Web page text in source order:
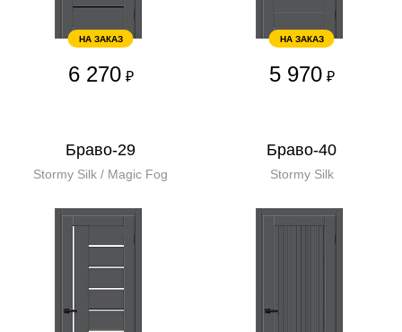
НА ЗАКАЗ
6 270 ₽
НА ЗАКАЗ
5 970 ₽
Браво-29
Stormy Silk / Magic Fog
Браво-40
Stormy Silk